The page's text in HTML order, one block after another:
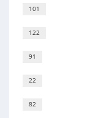
101
122
91
22
82